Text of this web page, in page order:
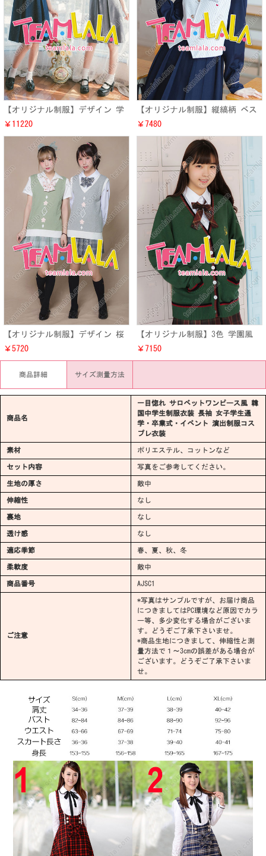
【オリジナル制服】デザイン 学
院風 丸襟ワンピース 可愛い お
嬢さん風 JK制服ワンピース
￥11220
【オリジナル制服】縦縞柄 ベス
ト 可愛い 紺色 The White
Rabbit 刺繍 ハート かわいい
￥7480
【オリジナル制服】デザイン 桜
柄 さくらJK制服衣装 ニットベス
ト 学生 コットン ベスト
￥5720
【オリジナル制服】3色 学園風
JK女子高生 ニットセーター 可愛
い クリスマス クマ 刺繍 くま
￥7150
商品詳細 サイズ測量方法
商品名
一目惚れ サロベットワンピース風 韓
国中学生制服衣装 長袖 女子学生通
学・卒業式・イベント 演出制服コス
プレ衣装
素材 ポリエステル、コットンなど
セット内容 写真をご参考してください。
生地の厚さ 敵中
伸縮性 なし
裏地 なし
透け感 なし
適応季節 春、夏、秋、冬
柔軟度 敵中
商品番号 AJSC1
ご注意
*写真はサンプルですが、お届け商品
につきましてはPC環境など原因でカラ
ー等、多少変化する場合がございま
す。どうぞご了承下さいませ。
*商品生地につきまして、伸縮性と測
量方法で１～3cmの誤差がある場合が
ございます。どうぞご了承下さいま
せ。